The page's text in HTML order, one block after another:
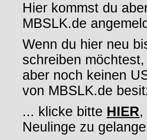
Hier kommst du
MBSLK.de
Wenn du hier neu
schreiben möchtest,
aber noch keinen
von MBSLK.de
... klicke bitte HIER,
Neulinge zu